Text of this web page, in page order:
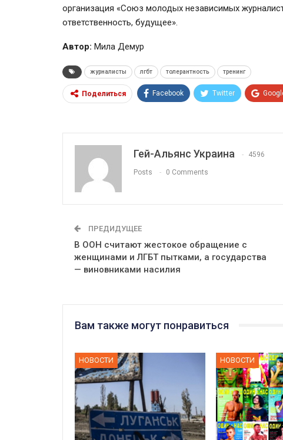
организация «Союз молодых независимых
ответственность, будущее».
Автор: Мила Демур
журналисты лгбт толерантность тренинг
Поделиться Facebook Twitter
Гей-Альянс Украина 4596
Posts 0 Comments
ПРЕДИДУЩЕЕ
В ООН считают жестокое обращение с
женщинами и ЛГБТ пытками, а государства
— виновниками насилия
Вам также могут понравиться
НОВОСТИ НОВОСТИ